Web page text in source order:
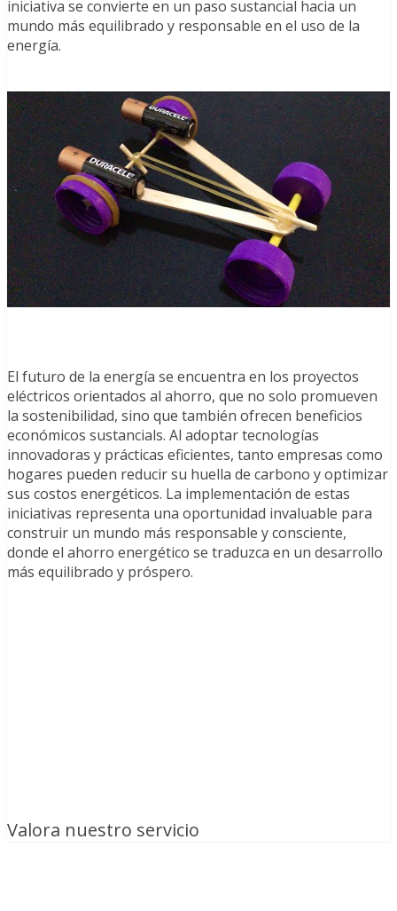
iniciativa se convierte en un paso sustancial hacia un
mundo más equilibrado y responsable en el uso de la
energía.
El futuro de la energía se encuentra en los proyectos
eléctricos orientados al ahorro, que no solo promueven
la sostenibilidad, sino que también ofrecen beneficios
económicos sustancials. Al adoptar tecnologías
innovadoras y prácticas eficientes, tanto empresas como
hogares pueden reducir su huella de carbono y optimizar
sus costos energéticos. La implementación de estas
iniciativas representa una oportunidad invaluable para
construir un mundo más responsable y consciente,
donde el ahorro energético se traduzca en un desarrollo
más equilibrado y próspero.
Valora nuestro servicio